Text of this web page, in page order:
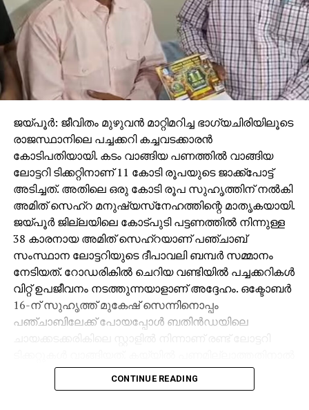
ജയ്പൂര്‍: ജീവിതം മുഴുവന്‍ മാറ്റിമറിച്ച ഭാഗ്യചിരിയിലൂടെ
രാജസ്ഥാനിലെ പച്ചക്കറി കച്ചവടക്കാരന്‍
കോടിപതിയായി. കടം വാങ്ങിയ പണത്തില്‍ വാങ്ങിയ
ലോട്ടറി ടിക്കറ്റിനാണ് 11 കോടി രൂപയുടെ ജാക്ക്‌പോട്ട്
അടിച്ചത്. അതിലെ ഒരു കോടി രൂപ സുഹൃത്തിന് നല്‍കി
അമിത് സെഹ്‌റ മനുഷ്യസ്‌നേഹത്തിന്റെ മാതൃകയായി.
ജയ്പൂര്‍ ജില്ലയിലെ കോട്പുടി പട്ടണത്തില്‍ നിന്നുള്ള
38 കാരനായ അമിത് സെഹ്‌റയാണ് പഞ്ചാബ്
സംസ്ഥാന ലോട്ടറിയുടെ ദീപാവലി ബമ്പര്‍ സമ്മാനം
നേടിയത്. റോഡരികില്‍ ചെറിയ വണ്ടിയില്‍ പച്ചക്കറികള്‍
വിറ്റ് ഉപജീവനം നടത്തുന്നയാളാണ് അദ്ദേഹം. ഒക്ടോബര്‍
16-ന് സുഹൃത്ത് മുകേഷ് സെന്നിനൊപ്പം
പഞ്ചാബിലേക്ക് പോയപ്പോള്‍ ബതിന്‍ഡയിലെ
മുകേഷിനോട് 1000 രൂപ കടം വാങ്ങുകയായിരുന്നു.
ഒക്ടോബര്‍ 31ന് രാത്രി 10 മണിക്ക് മുകേഷിന്റെ ഫോണ്‍
CONTINUE READING